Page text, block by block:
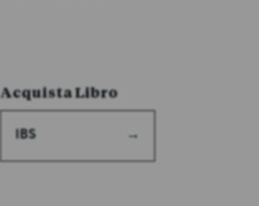
Acquista Libro
IBS